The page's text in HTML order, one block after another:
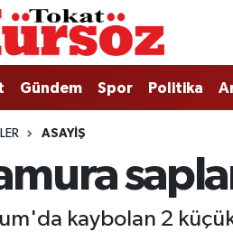
Gündem Spor Politika
ASAYIŞ
kaybolan 2
Vakitleri